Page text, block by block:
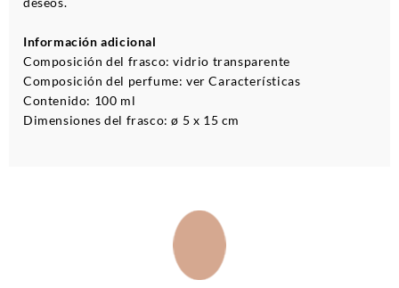
Información adicional
Composición del frasco: vidrio transparente
Composición del perfume: ver Características
Contenido: 100 ml
Dimensiones del frasco: ø 5 x 15 cm